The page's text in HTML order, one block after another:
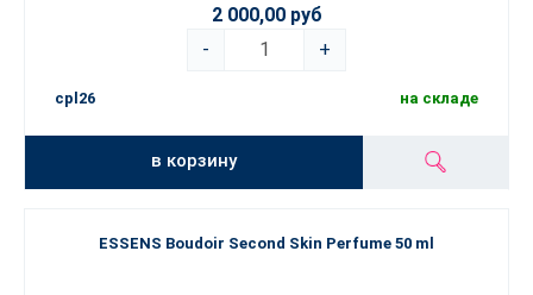
2 000,00 руб
-
+
cpl26 на складе
в корзину
ESSENS Boudoir Second Skin Perfume 50 ml